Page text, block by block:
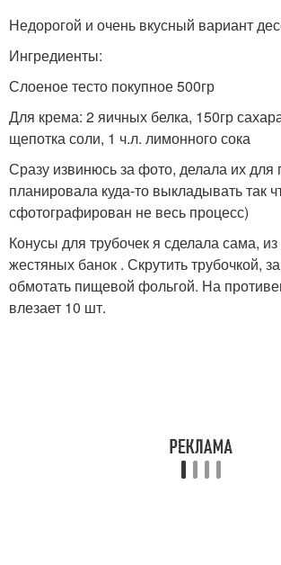
Недорогой и очень вкусный вариант
Ингредиенты:
Слоеное тесто покупное 500гр
Для крема: 2 яичных белка, 150гр
щепотка соли, 1 ч.л. лимонного сока
Сразу извинюсь за фото, делала их для
планировала куда-то выкладывать так
сфотографирован не весь процесс)
Конусы для трубочек я сделала сама,
жестяных банок . Скрутить трубочкой,
обмотать пищевой фольгой. На
влезает 10 шт.